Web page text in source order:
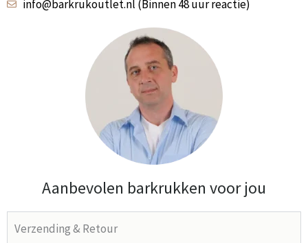
info@barkrukoutlet.nl (Binnen 48 uur reactie)
Aanbevolen barkrukken voor jou
Verzending & Retour